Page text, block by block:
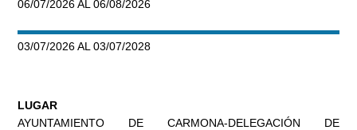
06/07/2026 AL 06/08/2026
03/07/2026 AL 03/07/2028
LUGAR
AYUNTAMIENTO DE CARMONA-DELEGACIÓN DE